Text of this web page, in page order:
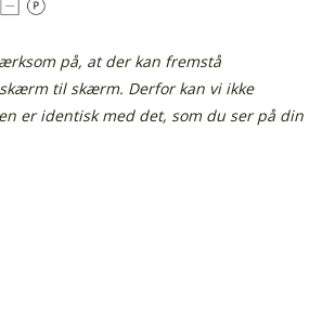
på, at der kan fremstå
til skærm. Derfor kan vi ikke
er identisk med det, som du ser på din